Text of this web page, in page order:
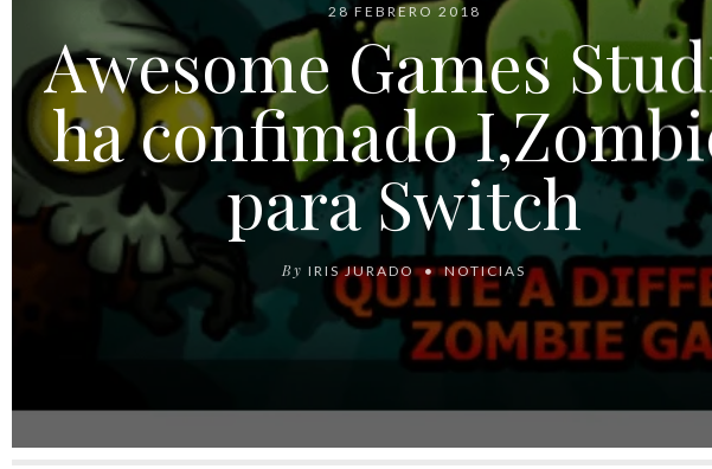
28 FEBRERO 2018
Awesome Games
ha confimado
para Switch
By IRIS JURADO NOTICIAS